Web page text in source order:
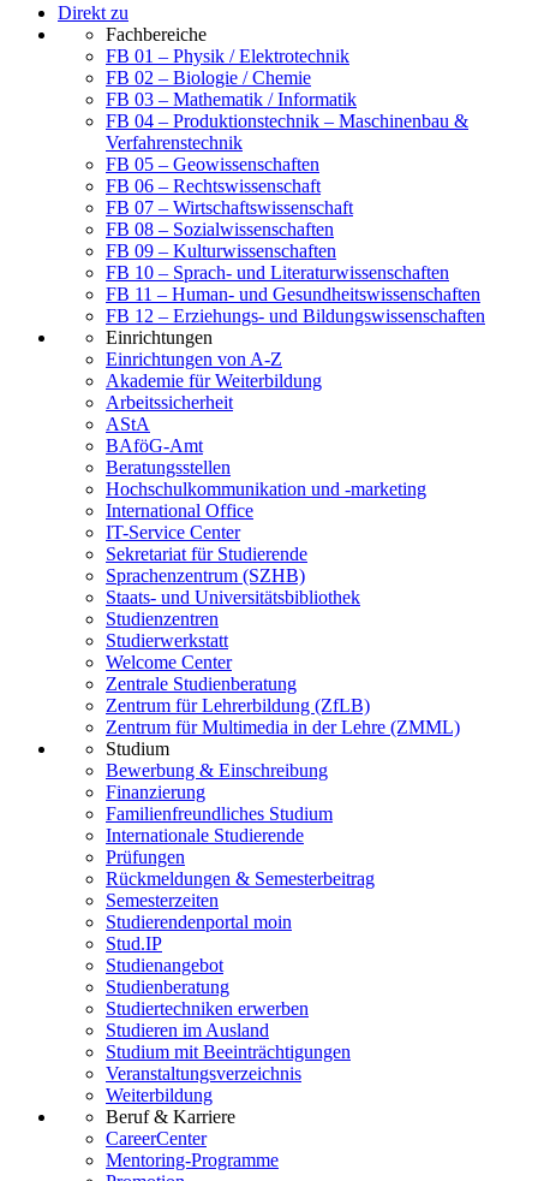
Direkt zu
Fachbereiche
FB 01 – Physik / Elektrotechnik
FB 02 – Biologie / Chemie
FB 03 – Mathematik / Informatik
FB 04 – Produktionstechnik – Maschinenbau &
Verfahrenstechnik
FB 05 – Geowissenschaften
FB 06 – Rechtswissenschaft
FB 07 – Wirtschaftswissenschaft
FB 08 – Sozialwissenschaften
FB 09 – Kulturwissenschaften
FB 10 – Sprach- und Literaturwissenschaften
FB 11 – Human- und Gesundheitswissenschaften
FB 12 – Erziehungs- und Bildungswissenschaften
Einrichtungen
Einrichtungen von A-Z
Akademie für Weiterbildung
Arbeitssicherheit
AStA
BAföG-Amt
Beratungsstellen
Hochschulkommunikation und -marketing
International Office
IT-Service Center
Sekretariat für Studierende
Sprachenzentrum (SZHB)
Staats- und Universitätsbibliothek
Studienzentren
Studierwerkstatt
Welcome Center
Zentrale Studienberatung
Zentrum für Lehrerbildung (ZfLB)
Zentrum für Multimedia in der Lehre (ZMML)
Studium
Bewerbung & Einschreibung
Finanzierung
Familienfreundliches Studium
Internationale Studierende
Prüfungen
Rückmeldungen & Semesterbeitrag
Semesterzeiten
Studierendenportal moin
Stud.IP
Studienangebot
Studienberatung
Studiertechniken erwerben
Studieren im Ausland
Studium mit Beeinträchtigungen
Veranstaltungsverzeichnis
Weiterbildung
Beruf & Karriere
CareerCenter
Mentoring-Programme